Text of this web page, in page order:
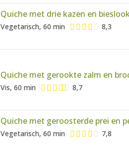
Quiche met drie kazen en
Vegetarisch, 60 min 8,3
Quiche met gerookte zalm en
Vis, 60 min 8,7
Quiche met geroosterde prei en
Vegetarisch, 60 min 7,8